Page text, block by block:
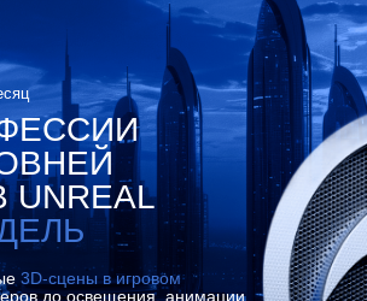
3D-сцены в игровом
до освещения, анимации